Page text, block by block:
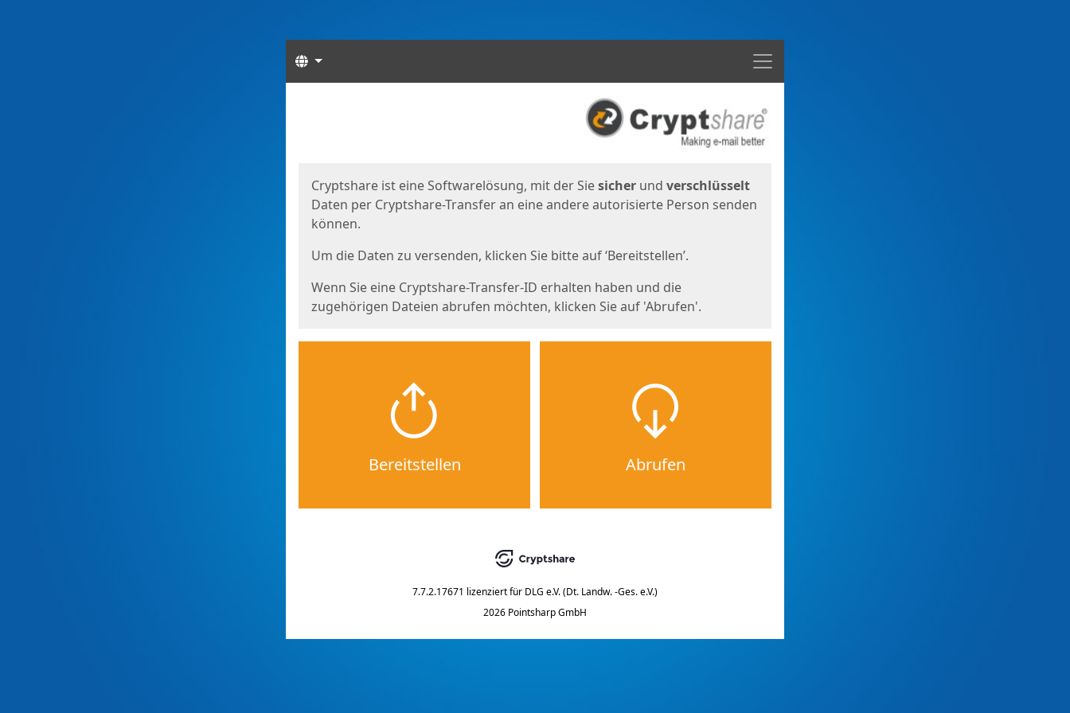
Menü
Sprachen
Cryptshare ist eine Softwarelösung, mit der Siesicher und verschlüsselt
Daten per Cryptshare-Transfer an eine andere autorisierte Person senden
können.
Um die Daten zu versenden, klicken Sie bitte auf ‘Bereitstellen’.
Wenn Sie eine Cryptshare-Transfer-ID erhalten haben und die
zugehörigen Dateien abrufen möchten, klicken Sie auf 'Abrufen'.
Bereitstellen Abrufen
7.7.2.17671 lizenziert für DLG e.V. (Dt. Landw. -Ges. e.V.)
2026 Pointsharp GmbH